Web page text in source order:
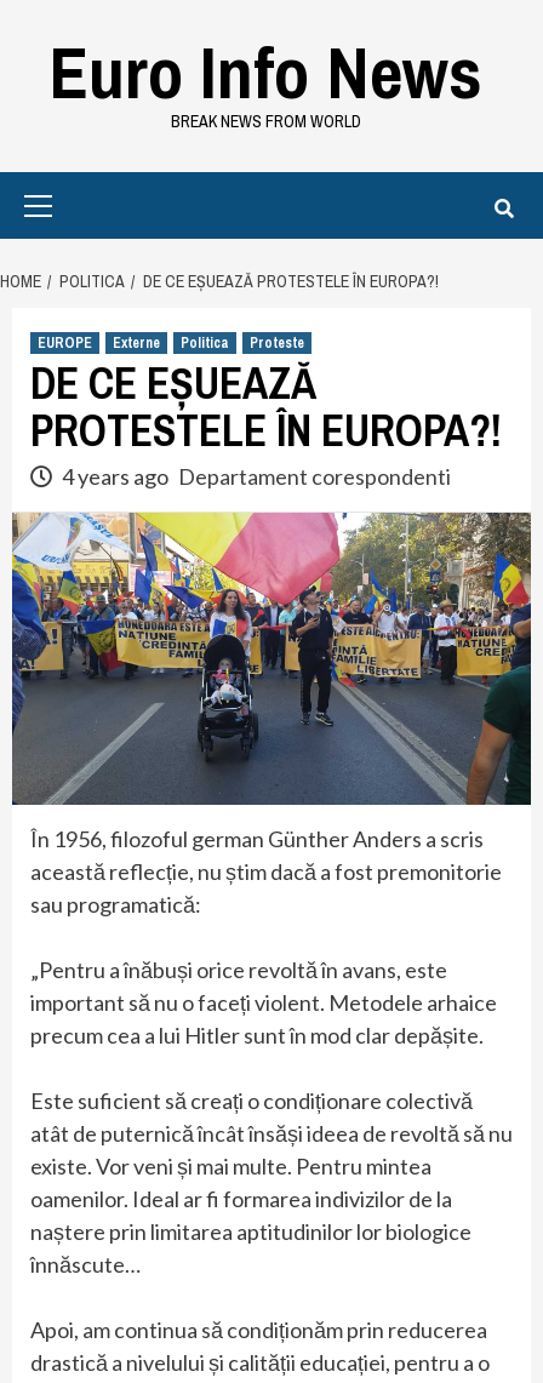
contentEuro Info News
BREAK NEWS FROM WORLD
HOME POLITICA DE CE EȘUEAZĂ PROTESTELE ÎN EUROPA?!
EUROPE Externe Politica Proteste
DE CE EȘUEAZĂ
PROTESTELE ÎN EUROPA?!
4 years ago Departament corespondenti
În 1956, filozoful german Günther Anders a scris
această reflecție, nu știm dacă a fost premonitorie
sau programatică:
„Pentru a înăbuși orice revoltă în avans, este
important să nu o faceți violent. Metodele arhaice
precum cea a lui Hitler sunt în mod clar depășite.
Este suficient să creați o condiționare colectivă
atât de puternică încât însăși ideea de revoltă să nu
existe. Vor veni și mai multe. Pentru mintea
oamenilor. Ideal ar fi formarea indivizilor de la
naștere prin limitarea aptitudinilor lor biologice
înnăscute…
Apoi, am continua să condiționăm prin reducerea
drastică a nivelului și calității educației, pentru a o